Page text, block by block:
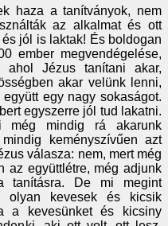
haza a tanítványok, nem
az alkalmat és ott
jól is laktak! És boldogan
ember megvendégelése,
ahol Jézus tanítani akar,
akar velünk lenni,
egy nagy sokaságot.
egyszerre jól tud lakatni.
még mindig rá akarunk
keményszívűen azt
válasza: nem, mert még
az együttlétre, még adjunk
tanításra. De mi megint
olyan kevesek és kicsik
a kevesünket és kicsiny